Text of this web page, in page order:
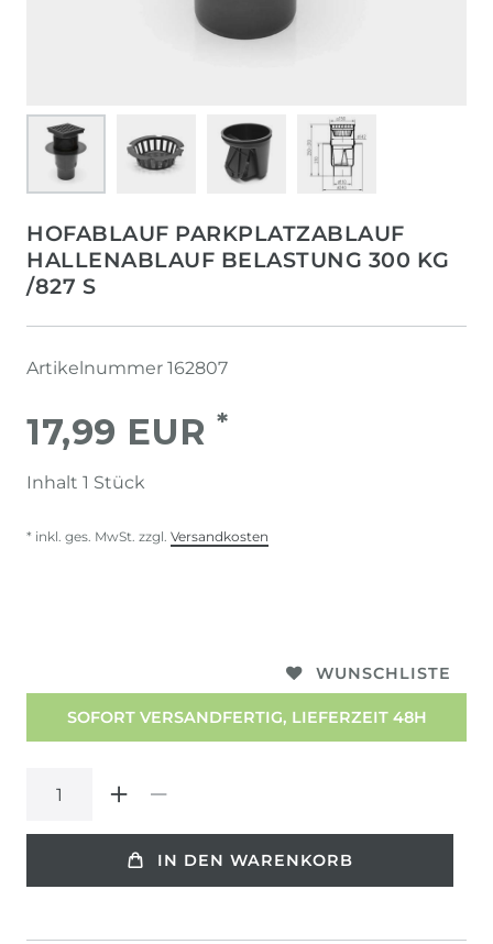
HOFABLAUF PARKPLATZABLAUF
HALLENABLAUF BELASTUNG 300 KG
/827 S
Artikelnummer 162807
17,99 EUR *
Inhalt 1 Stück
* inkl. ges. MwSt. zzgl. Versandkosten
WUNSCHLISTE
SOFORT VERSANDFERTIG, LIEFERZEIT 48H
IN DEN WARENKORB